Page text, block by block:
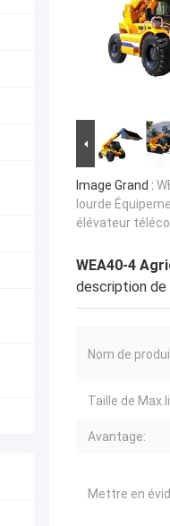
Image Grand :
lourde
élévateur
WEA40-4
description de
Nom de
Taille de
Avantage:
Mettre en